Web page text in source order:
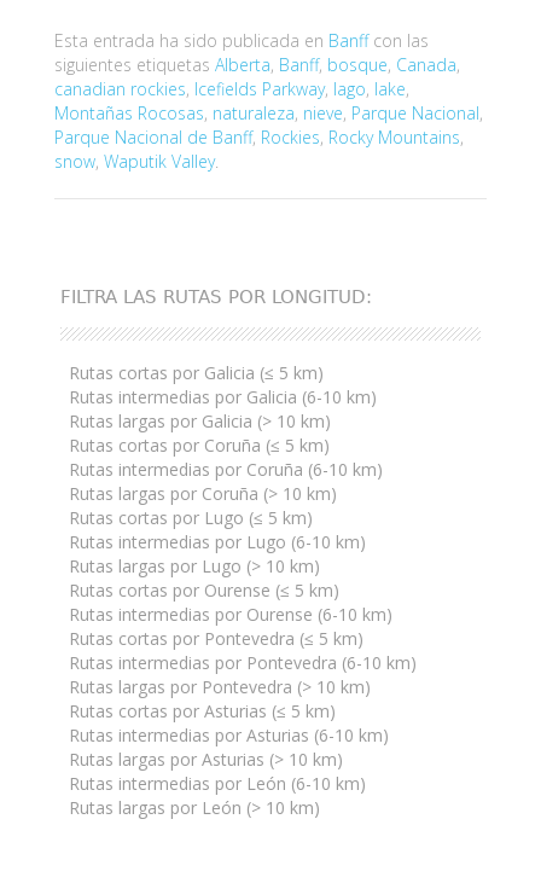
Esta entrada ha sido publicada en Banffcon las
siguientes etiquetas Alberta, Banff, bosque, Canada,
canadian rockies, Icefields Parkway, lago, lake,
Montañas Rocosas, naturaleza, nieve, Parque Nacional,
Parque Nacional de Banff, Rockies, Rocky Mountains,
snow, Waputik Valley.
FILTRA LAS RUTAS POR LONGITUD:
Rutas cortas por Galicia (≤ 5 km)
Rutas intermedias por Galicia (6-10 km)
Rutas largas por Galicia (> 10 km)
Rutas cortas por Coruña (≤ 5 km)
Rutas intermedias por Coruña (6-10 km)
Rutas largas por Coruña (> 10 km)
Rutas cortas por Lugo (≤ 5 km)
Rutas intermedias por Lugo (6-10 km)
Rutas largas por Lugo (> 10 km)
Rutas cortas por Ourense (≤ 5 km)
Rutas intermedias por Ourense (6-10 km)
Rutas cortas por Pontevedra (≤ 5 km)
Rutas intermedias por Pontevedra (6-10 km)
Rutas largas por Pontevedra (> 10 km)
Rutas cortas por Asturias (≤ 5 km)
Rutas intermedias por Asturias (6-10 km)
Rutas largas por Asturias (> 10 km)
Rutas intermedias por León (6-10 km)
Rutas largas por León (> 10 km)